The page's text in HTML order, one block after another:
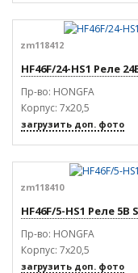
zm118412
HF46F/24-HS1 Реле
Пр-во: HONGFA
Корпус: 7x20,5
загрузить доп. фото
zm118410
HF46F/5-HS1 Реле 5В
Пр-во: HONGFA
Корпус: 7x20,5
загрузить доп. фото